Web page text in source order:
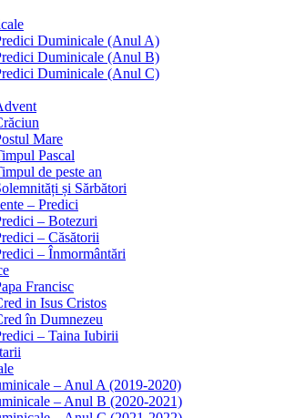
Duminicale (Anul A)
Duminicale (Anul B)
Duminicale (Anul C)
Mare
Pascal
de peste an
și Sărbători
– Predici
– Botezuri
– Căsătorii
– Înmormântări
Francisc
in Isus Cristos
în Dumnezeu
– Taina Iubirii
– Anul A (2019-2020)
– Anul B (2020-2021)